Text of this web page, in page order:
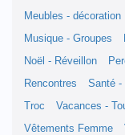
Meubles - décoration
Musique - Groupes
Noël - Réveillon
Rencontres
Santé -
Troc
Vacances -
Vêtements Femme